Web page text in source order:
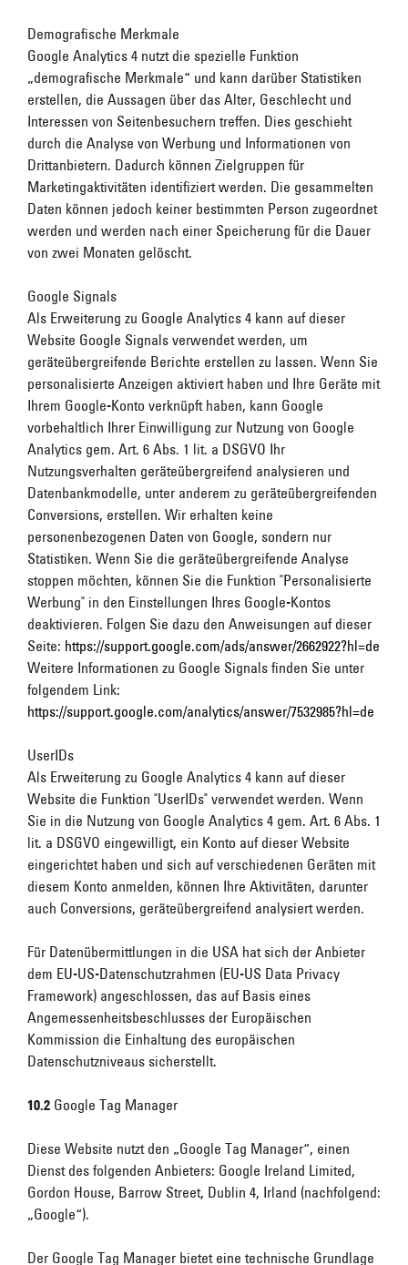
Demografische Merkmale
Google Analytics 4 nutzt die spezielle Funktion
„demografische Merkmale“ und kann darüber Statistiken
erstellen, die Aussagen über das Alter, Geschlecht und
Interessen von Seitenbesuchern treffen. Dies geschieht
durch die Analyse von Werbung und Informationen von
Drittanbietern. Dadurch können Zielgruppen für
Marketingaktivitäten identifiziert werden. Die gesammelten
Daten können jedoch keiner bestimmten Person zugeordnet
werden und werden nach einer Speicherung für die Dauer
von zwei Monaten gelöscht.
Google Signals
Als Erweiterung zu Google Analytics 4 kann auf dieser
Website Google Signals verwendet werden, um
geräteübergreifende Berichte erstellen zu lassen. Wenn Sie
personalisierte Anzeigen aktiviert haben und Ihre Geräte mit
Ihrem Google-Konto verknüpft haben, kann Google
vorbehaltlich Ihrer Einwilligung zur Nutzung von Google
Analytics gem. Art. 6 Abs. 1 lit. a DSGVO Ihr
Nutzungsverhalten geräteübergreifend analysieren und
Datenbankmodelle, unter anderem zu geräteübergreifenden
Conversions, erstellen. Wir erhalten keine
personenbezogenen Daten von Google, sondern nur
Statistiken. Wenn Sie die geräteübergreifende Analyse
stoppen möchten, können Sie die Funktion "Personalisierte
Werbung" in den Einstellungen Ihres Google-Kontos
deaktivieren. Folgen Sie dazu den Anweisungen auf dieser
Seite: https://support.google.com/ads/answer/2662922?hl=de
Weitere Informationen zu Google Signals finden Sie unter
folgendem Link:
https://support.google.com/analytics/answer/7532985?hl=de
UserIDs
Als Erweiterung zu Google Analytics 4 kann auf dieser
Website die Funktion "UserIDs" verwendet werden. Wenn
Sie in die Nutzung von Google Analytics 4 gem. Art. 6 Abs. 1
lit. a DSGVO eingewilligt, ein Konto auf dieser Website
eingerichtet haben und sich auf verschiedenen Geräten mit
diesem Konto anmelden, können Ihre Aktivitäten, darunter
auch Conversions, geräteübergreifend analysiert werden.
Für Datenübermittlungen in die USA hat sich der Anbieter
dem EU-US-Datenschutzrahmen (EU-US Data Privacy
Framework) angeschlossen, das auf Basis eines
Angemessenheitsbeschlusses der Europäischen
Kommission die Einhaltung des europäischen
Datenschutzniveaus sicherstellt.
10.2 Google Tag Manager
Diese Website nutzt den „Google Tag Manager“, einen
Dienst des folgenden Anbieters: Google Ireland Limited,
Gordon House, Barrow Street, Dublin 4, Irland (nachfolgend:
„Google“).
Der Google Tag Manager bietet eine technische Grundlage